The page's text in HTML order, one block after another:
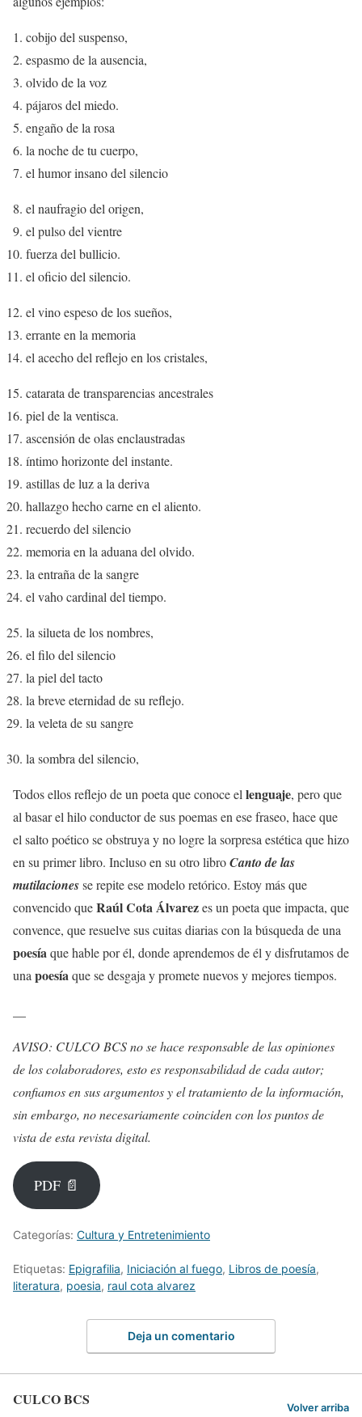
cobijo del suspenso,
espasmo de la ausencia,
olvido de la voz
pájaros del miedo.
engaño de la rosa
la noche de tu cuerpo,
el humor insano del silencio
el naufragio del origen,
el pulso del vientre
fuerza del bullicio.
el oficio del silencio.
el vino espeso de los sueños,
errante en la memoria
el acecho del reflejo en los cristales,
catarata de transparencias ancestrales
piel de la ventisca.
ascensión de olas enclaustradas
íntimo horizonte del instante.
astillas de luz a la deriva
hallazgo hecho carne en el aliento.
recuerdo del silencio
memoria en la aduana del olvido.
la entraña de la sangre
el vaho cardinal del tiempo.
la silueta de los nombres,
el filo del silencio
la piel del tacto
la breve eternidad de su reflejo.
la veleta de su sangre
la sombra del silencio,
Todos ellos reflejo de un poeta que conoce el lenguaje, pero que
al basar el hilo conductor de sus poemas en ese fraseo, hace que
el salto poético se obstruya y no logre la sorpresa estética que hizo
en su primer libro. Incluso en su otro libroCanto de las
mutilacionesse repite ese modelo retórico. Estoy más que
convencido queRaúl Cota Álvarezes un poeta que impacta, que
convence, que resuelve sus cuitas diarias con la búsqueda de una
poesíaque hable por él, donde aprendemos de él y disfrutamos de
una poesíaque se desgaja y promete nuevos y mejores tiempos.
AVISO: CULCO BCS no se hace responsable de las opiniones
de los colaboradores, esto es responsabilidad de cada autor;
confiamos en sus argumentos y el tratamiento de la información,
sin embargo, no necesariamente coinciden con los puntos de
vista de esta revista digital.
PDF 📄
Categorías: Cultura y Entretenimiento
Etiquetas: Epigrafilia, Iniciación al fuego, Libros de poesía,
literatura, poesia, raul cota alvarez
Deja un comentario
CULCO BCS Volver arriba